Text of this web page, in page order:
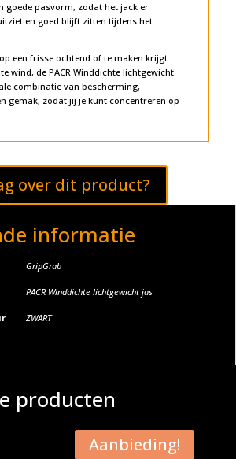
goede pasvorm, zodat het jack er
en goed blijft zitten tijdens het
een frisse ochtend of te maken krijgt
wind, de PACR Winddichte lichtgewicht
combinatie van bescherming,
gemak, zodat jij je kunt concentreren op
over dit product?
informatie
GripGrab
PACR Winddichte lichtgewicht jas
ZWART
producten
Aanbieding!